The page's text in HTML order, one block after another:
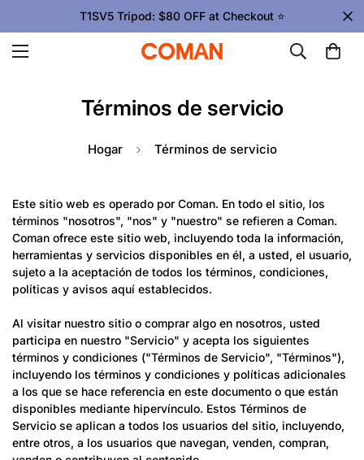
T1SV5 Tripod: $80 OFF at Checkout ⭐
Términos de servicio
Hogar Términos de servicio
Este sitio web es operado por Coman. En todo el sitio, los
términos "nosotros", "nos" y "nuestro" se refieren a Coman.
Coman ofrece este sitio web, incluyendo toda la información,
herramientas y servicios disponibles en él, a usted, el usuario,
sujeto a la aceptación de todos los términos, condiciones,
políticas y avisos aquí establecidos.
Al visitar nuestro sitio o comprar algo en nosotros, usted
participa en nuestro "Servicio" y acepta los siguientes
términos y condiciones ("Términos de Servicio", "Términos"),
incluyendo los términos y condiciones y políticas adicionales
a los que se hace referencia en este documento o que están
disponibles mediante hipervínculo. Estos Términos de
Servicio se aplican a todos los usuarios del sitio, incluyendo,
entre otros, a los usuarios que navegan, venden, compran,